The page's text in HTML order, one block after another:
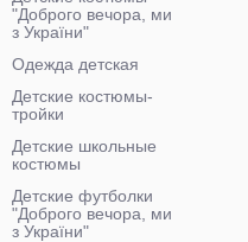
"Доброго вечора, ми
з України"
Одежда детская
Детские костюмы-
тройки
Детские школьные
костюмы
Детские футболки
"Доброго вечора, ми
з України"